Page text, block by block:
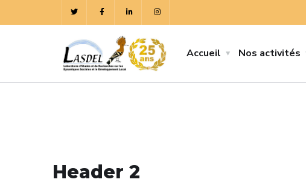
Accueil Nos activités
Header 2